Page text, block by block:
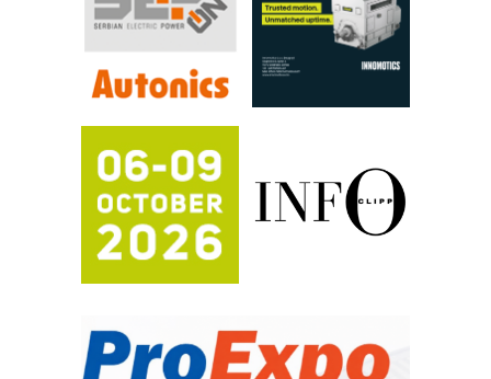
FANUC: Najbolje za vašu pametnu
automatizaciju
Efikasno upravljanje energijom
Automatizacija pakovanja · Display
Proizvodnja iC7 Hybrid 1500 VDC
mrežnog pretvarača sa tečnim
hlađenjem
Potpuna efikasnost bez složenih
sistema
IB BLUMENAUER - više od 40 godina
poverenja u industriji